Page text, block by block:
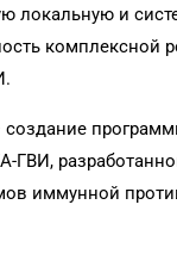
локальную и
комплексной
создание
ГВИ,
иммунной